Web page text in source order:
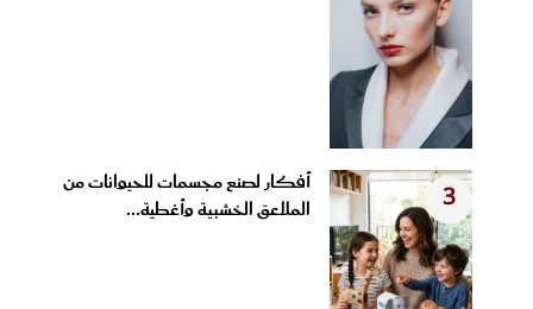
3
أفكار لصنع مجسمات للحيوانات من
الملاعق الخشبية وأغطية...